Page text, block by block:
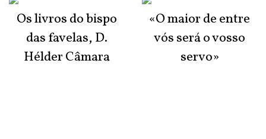
Os livros do bispo
das favelas, D.
Hélder Câmara
«O maior de entre
vós será o vosso
servo»